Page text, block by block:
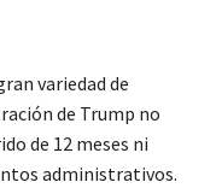
variedad de
de Trump no
de 12 meses ni
administrativos.